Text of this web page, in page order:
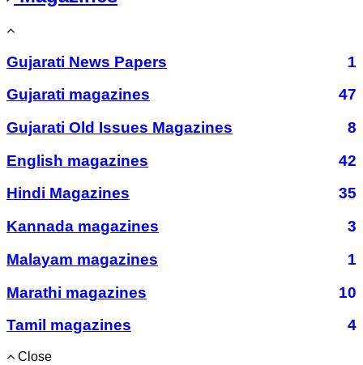
Gujarati News Papers
1
Gujarati magazines
47
Gujarati Old Issues Magazines
8
English magazines
42
Hindi Magazines
35
Kannada magazines
3
Malayam magazines
1
Marathi magazines
10
Tamil magazines
4
Close